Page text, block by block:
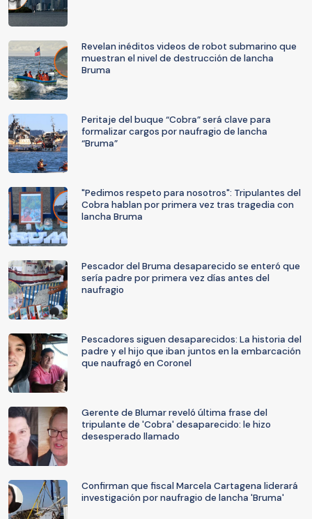
Revelan inéditos videos de robot submarino que
muestran el nivel de destrucción de lancha
Bruma
Peritaje del buque “Cobra” será clave para
formalizar cargos por naufragio de lancha
“Bruma”
"Pedimos respeto para nosotros": Tripulantes del
Cobra hablan por primera vez tras tragedia con
lancha Bruma
Pescador del Bruma desaparecido se enteró que
sería padre por primera vez días antes del
naufragio
Pescadores siguen desaparecidos: La historia del
padre y el hijo que iban juntos en la embarcación
que naufragó en Coronel
Gerente de Blumar reveló última frase del
tripulante de 'Cobra' desaparecido: le hizo
desesperado llamado
Confirman que fiscal Marcela Cartagena liderará
investigación por naufragio de lancha 'Bruma'